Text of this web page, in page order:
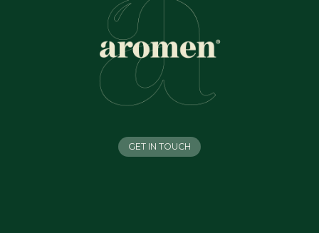
GET IN TOUCH